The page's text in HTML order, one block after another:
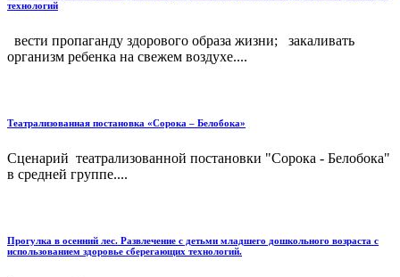
технологий
вести пропаганду здорового образа жизни; закаливать
организм ребенка на свежем воздухе....
Театрализованная постановка «Сорока – Белобока»
Сценарий театрализованной постановки "Сорока - Белобока"
в средней группе....
Прогулка в осенний лес. Развлечение с детьми младшего дошкольного возраста с
использованием здоровье сберегающих технологий.